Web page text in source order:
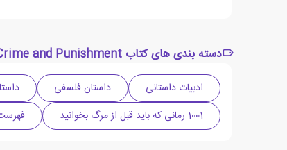
دسته بندی های کتاب Crime and Punishment
ادبیات داستانی داستان فلسفی
1001 رمانی که باید قبل از مرگ بخوانید